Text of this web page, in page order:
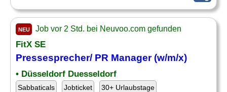
NEU Job vor 2 Std. bei Neuvoo.com gefunden
FitX SE
Pressesprecher/ PR Manager(w/m/x)
• Düsseldorf Duesseldorf
Sabbaticals Jobticket 30+ Urlaubstage